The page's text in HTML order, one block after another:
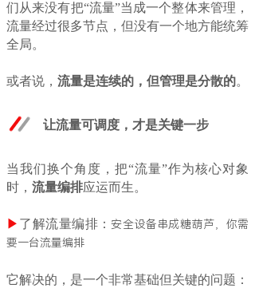
们从来没有把“流量”当成一个整体来管理，
流量经过很多节点，但没有一个地方能统筹
全局。
或者说， 流量是连续的，但管理是分散的。
让流量可调度，才是关键一步
当我们换个角度，把“流量”作为核心对象
时， 流量编排应运而生。
▶ 了解流量编排：安全设备串成糖葫芦，你需
要一台流量编排
它解决的，是一个非常基础但关键的问题：